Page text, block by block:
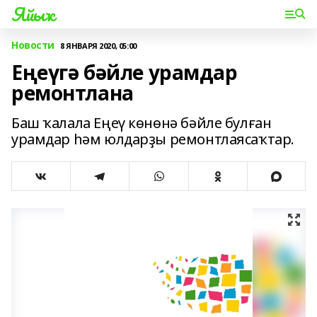
Яйыҡ
Новости 8 ЯНВАРЯ 2020, 05:00
Еңеүгә бәйле урамдар
ремонтлана
Баш ҡалала Еңеү көнөнә бәйле булған
урамдар һәм юлдарҙы ремонтлаясаҡтар.